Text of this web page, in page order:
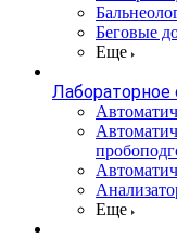
Беговые
Еще
Лабораторное
Еще